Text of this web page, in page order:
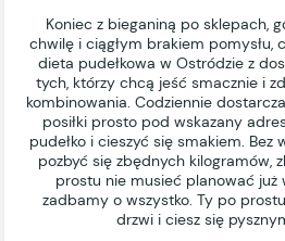
Koniec z bieganiną po sklepach,
chwilę i ciągłym brakiem pomysłu,
dieta pudełkowa w Ostródzie z
tych, którzy chcą jeść smacznie i
kombinowania. Codziennie
posiłki prosto pod wskazany
pudełko i cieszyć się smakiem. Bez
pozbyć się zbędnych kilogramów,
prostu nie musieć planować już
zadbamy o wszystko. Ty po
drzwi i ciesz się